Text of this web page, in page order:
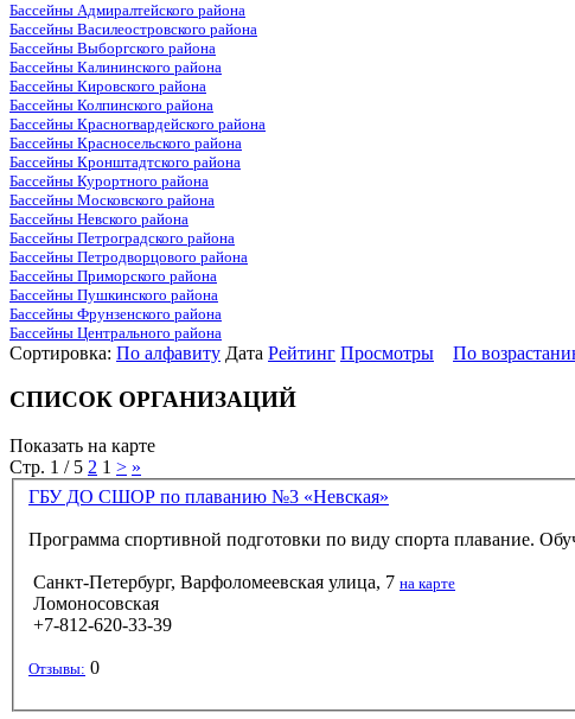
Бассейны Адмиралтейского района
Бассейны Василеостровского района
Бассейны Выборгского района
Бассейны Калининского района
Бассейны Кировского района
Бассейны Колпинского района
Бассейны Красногвардейского района
Бассейны Красносельского района
Бассейны Кронштадтского района
Бассейны Курортного района
Бассейны Московского района
Бассейны Невского района
Бассейны Петроградского района
Бассейны Петродворцового района
Бассейны Приморского района
Бассейны Пушкинского района
Бассейны Фрунзенского района
Бассейны Центрального района
Сортировка: По алфавиту Дата Рейтинг Просмотры По
СПИСОК ОРГАНИЗАЦИЙ
Показать на карте
Стр. 1 / 5 2 1 > »
ГБУ ДО СШОР по плаванию №3 «Невская»
Программа спортивной подготовки по виду спорта плавание.
Санкт-Петербург, Варфоломеевская улица, 7 на карте
Ломоносовская
+7-812-620-33-39
Отзывы: 0